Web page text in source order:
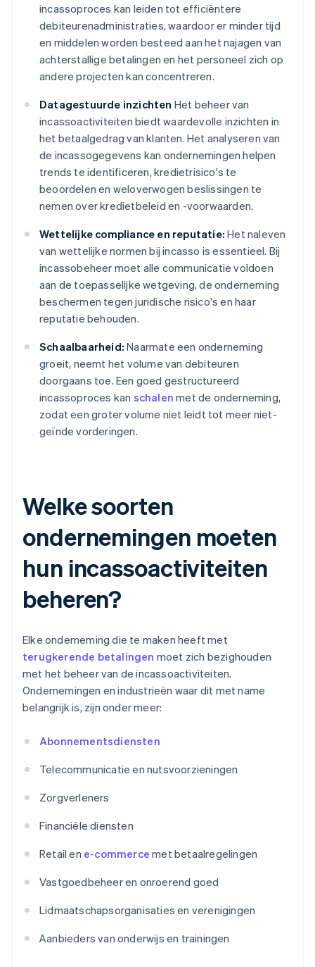
incassoproces kan leiden tot efficiëntere
debiteurenadministraties, waardoor er minder tijd
en middelen worden besteed aan het najagen van
achterstallige betalingen en het personeel zich op
andere projecten kan concentreren.
Datagestuurde inzichten Het beheer van
incassoactiviteiten biedt waardevolle inzichten in
het betaalgedrag van klanten. Het analyseren van
de incassogegevens kan ondernemingen helpen
trends te identificeren, kredietrisico's te
beoordelen en weloverwogen beslissingen te
nemen over kredietbeleid en -voorwaarden.
Wettelijke compliance en reputatie: Het naleven
van wettelijke normen bij incasso is essentieel. Bij
incassobeheer moet alle communicatie voldoen
aan de toepasselijke wetgeving, de onderneming
beschermen tegen juridische risico's en haar
reputatie behouden.
Schaalbaarheid: Naarmate een onderneming
groeit, neemt het volume van debiteuren
doorgaans toe. Een goed gestructureerd
incassoproces kan schalen met de onderneming,
zodat een groter volume niet leidt tot meer niet-
geïnde vorderingen.
Welke soorten
ondernemingen moeten
hun incassoactiviteiten
beheren?
Elke onderneming die te maken heeft met
terugkerende betalingen moet zich bezighouden
met het beheer van de incassoactiviteiten.
Ondernemingen en industrieën waar dit met name
belangrijk is, zijn onder meer:
Abonnementsdiensten
Telecommunicatie en nutsvoorzieningen
Zorgverleners
Financiële diensten
Retail en e-commerce met betaalregelingen
Vastgoedbeheer en onroerend goed
Lidmaatschapsorganisaties en verenigingen
Aanbieders van onderwijs en trainingen